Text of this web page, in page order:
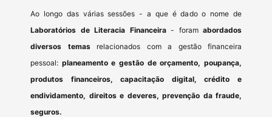
Ao longo das várias sessões - a que é dado o nome de
Laboratórios de Literacia Financeira- foram abordados
diversos temasrelacionados com a gestão financeira
pessoal: planeamento e gestão de orçamento, poupança,
produtos financeiros, capacitação digital, crédito e
endividamento, direitos e deveres, prevenção da fraude,
seguros.